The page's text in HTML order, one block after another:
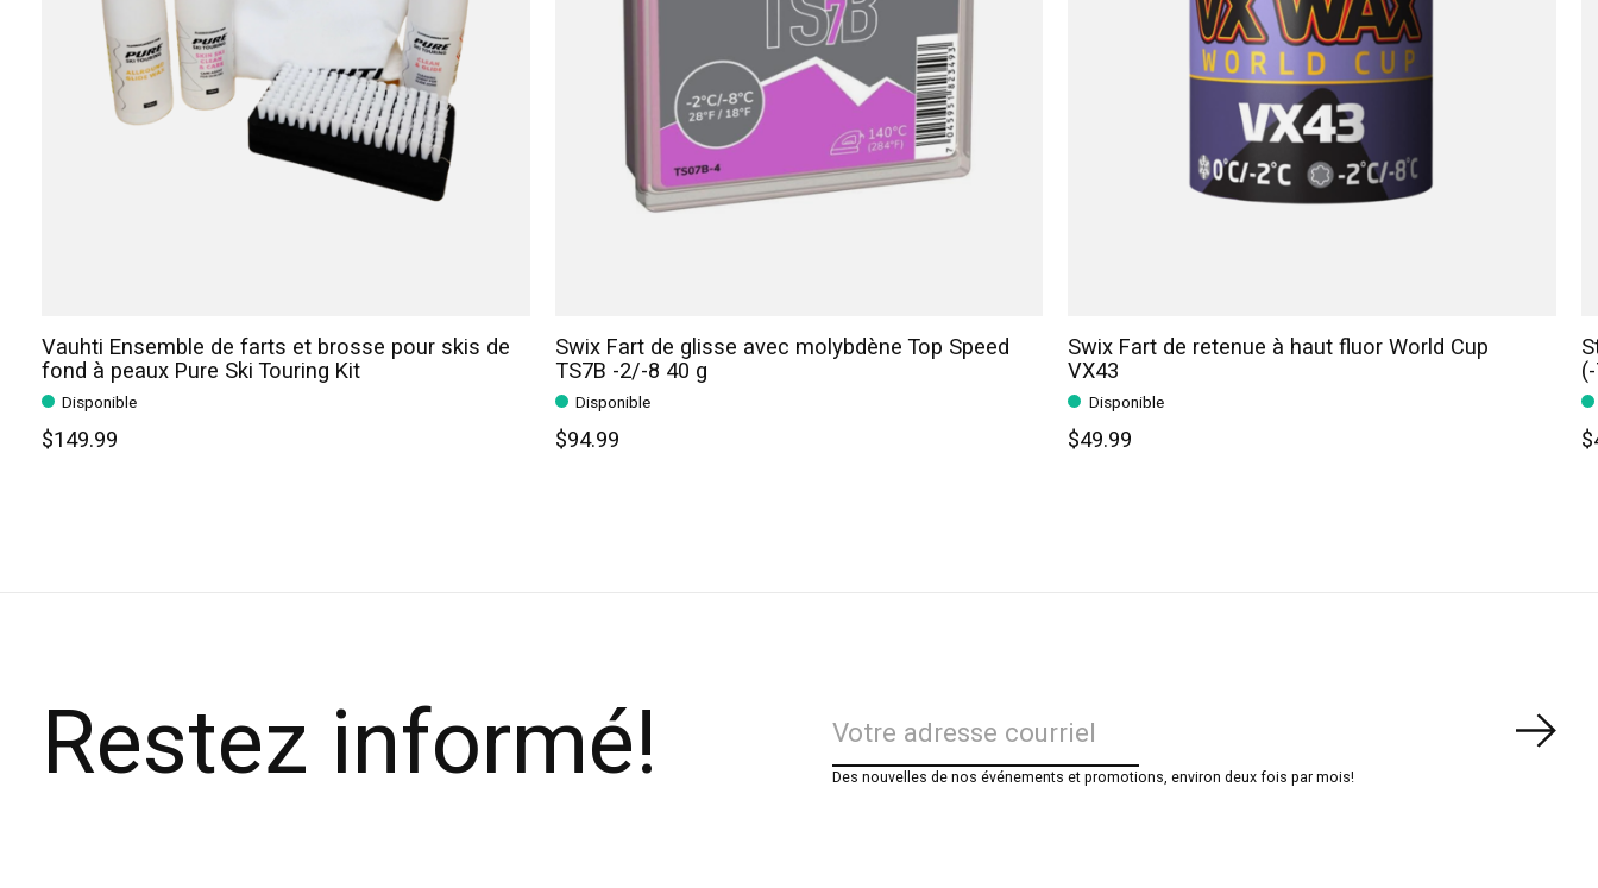
Vauhti Ensemble de farts et brosse pour skis de
fond à peaux Pure Ski Touring Kit
Disponible
$149.99
Swix Fart de glisse avec molybdène Top Speed
TS7B -2/-8 40 g
Disponible
$94.99
Swix Fart de retenue à haut fluor World Cup
VX43
Disponible
$49.99
Restez informé! Des nouvelles de nos événements et promotions, environ deux fois par mois!